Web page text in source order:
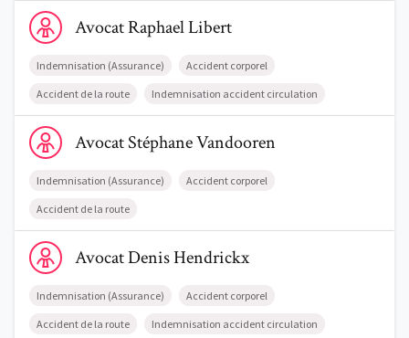
Voir le profil de AvocatRaphael Libert
AvocatRaphaelLibert
Indemnisation (Assurance) Accident corporel
Accident de la route Indemnisation accident circulation
Voir le profil de AvocatStéphane Vandooren
AvocatStéphaneVandooren
Indemnisation (Assurance) Accident corporel
Accident de la route
Voir le profil de AvocatDenis Hendrickx
AvocatDenisHendrickx
Indemnisation (Assurance) Accident corporel
Accident de la route Indemnisation accident circulation